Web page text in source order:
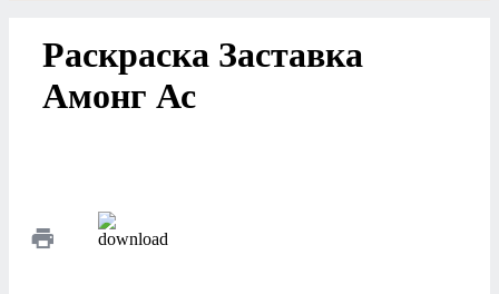
Раскраска Заставка
Амонг Ас